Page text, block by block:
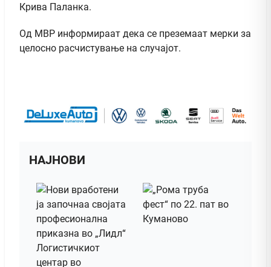
Крива Паланка.
Од МВР информираат дека се преземаат мерки за
целосно расчистување на случајот.
НАЈНОВИ